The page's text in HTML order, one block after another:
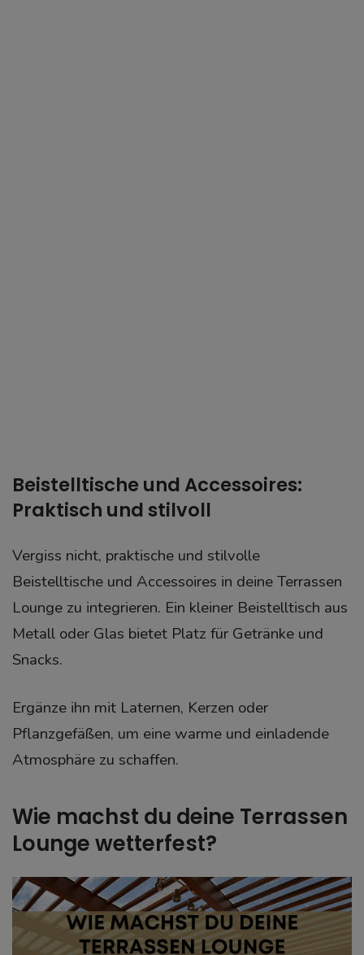
Beistelltische und Accessoires:
Praktisch und stilvoll
Vergiss nicht, praktische und stilvolle
Beistelltische und Accessoires in deine Terrassen
Lounge zu integrieren. Ein kleiner Beistelltisch aus
Metall oder Glas bietet Platz für Getränke und
Snacks.
Ergänze ihn mit Laternen, Kerzen oder
Pflanzgefäßen, um eine warme und einladende
Atmosphäre zu schaffen.
Wie machst du deine Terrassen
Lounge wetterfest?